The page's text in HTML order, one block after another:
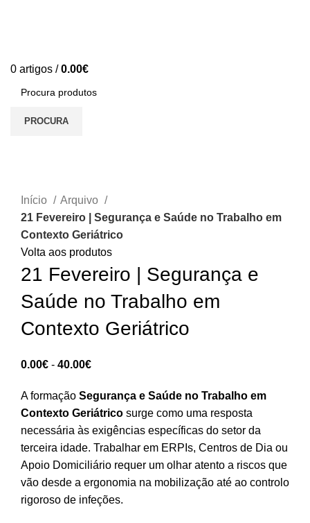
0 artigos / 0.00€
PROCURA
Início
Arquivo
21 Fevereiro | Segurança e Saúde no Trabalho em
Contexto Geriátrico
Volta aos produtos
21 Fevereiro | Segurança e
Saúde no Trabalho em
Contexto Geriátrico
0.00€ - 40.00€Intervalo
preços:
0.00€
a
40.00€
A formação Segurança e Saúde no Trabalho em
Contexto Geriátrico surge como uma resposta
necessária às exigências específicas do setor da
terceira idade. Trabalhar em ERPIs, Centros de Dia ou
Apoio Domiciliário requer um olhar atento a riscos que
vão desde a ergonomia na mobilização até ao controlo
rigoroso de infeções.